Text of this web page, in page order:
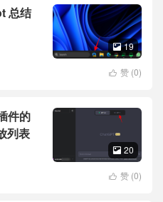
总结
 19
 赞 (0)
件的
列表
 20
 赞 (0)